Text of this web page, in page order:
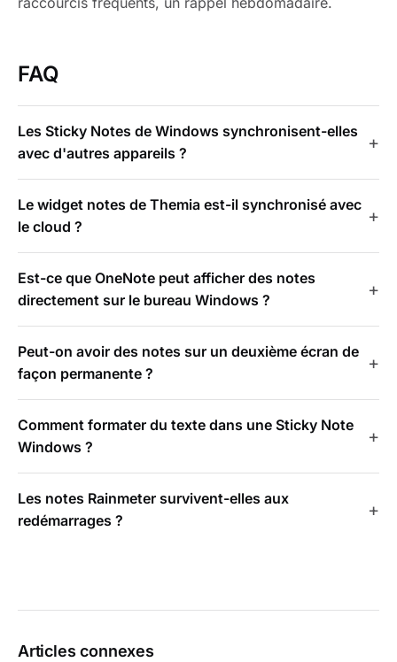
FAQ
Les Sticky Notes de Windows synchronisent-elles
avec d'autres appareils ?
Le widget notes de Themia est-il synchronisé avec
le cloud ?
Est-ce que OneNote peut afficher des notes
directement sur le bureau Windows ?
Peut-on avoir des notes sur un deuxième écran de
façon permanente ?
Comment formater du texte dans une Sticky Note
Windows ?
Les notes Rainmeter survivent-elles aux
redémarrages ?
Articles connexes